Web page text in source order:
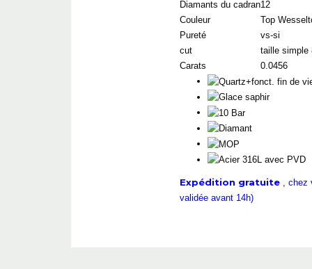
Diamants du cadran12
Couleur
Top
Pureté
vs-si
cut
taille simple
Carats
0.0456
Expédition gratuite, chez
validée avant 14h)